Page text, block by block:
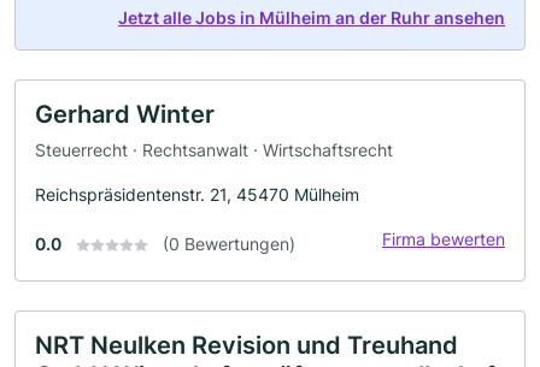
Jetzt alle Jobs in Mülheim an der Ruhr ansehen
Gerhard Winter
Steuerrecht · Rechtsanwalt · Wirtschaftsrecht
Reichspräsidentenstr. 21, 45470 Mülheim
0.0 (0 Bewertungen) Firma bewerten
NRT Neulken Revision und Treuhand